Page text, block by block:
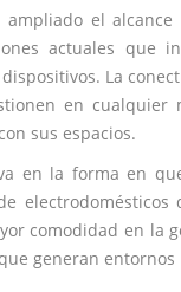
ampliado el
actuales que
La
en
sus espacios.
en la forma en
comodidad en la
generan